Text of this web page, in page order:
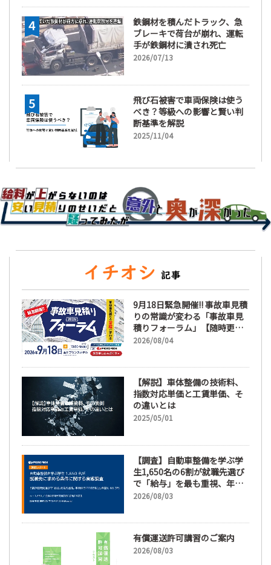
鉄鋼材を積んだトラック、急
ブレーキで荷台が崩れ、運転
手が鉄鋼材に潰され死亡
2026/07/13
飛び石被害で車両保険は使う
べき？等級への影響と賢い判
断基準を解説
2025/11/04
9月18日緊急開催!! 事故車見積
りの常識が変わる「事故車見
積りフォーラム」【随時更
新】
2026/08/04
【解説】車体整備の技術料、
指数対応単価と工賃単価、そ
の違いとは
2025/05/01
【調査】自動車整備を学ぶ学
生1,650名の6割が就職先選び
で「給与」を最も重視、年間
休日「110日以上」希望も
2026/08/03
有償運送許可講習のご案内
2026/08/03